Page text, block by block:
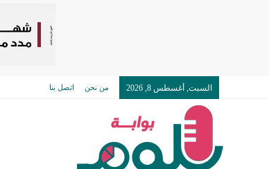
السبت, أغسطس 8, 2026 من نحن اتصل بنا